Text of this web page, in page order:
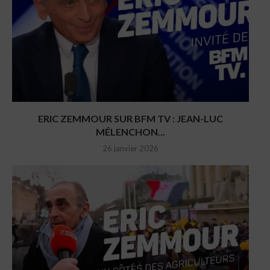
ERIC ZEMMOUR SUR BFM TV : JEAN-LUC
MÉLENCHON...
26 janvier 2026